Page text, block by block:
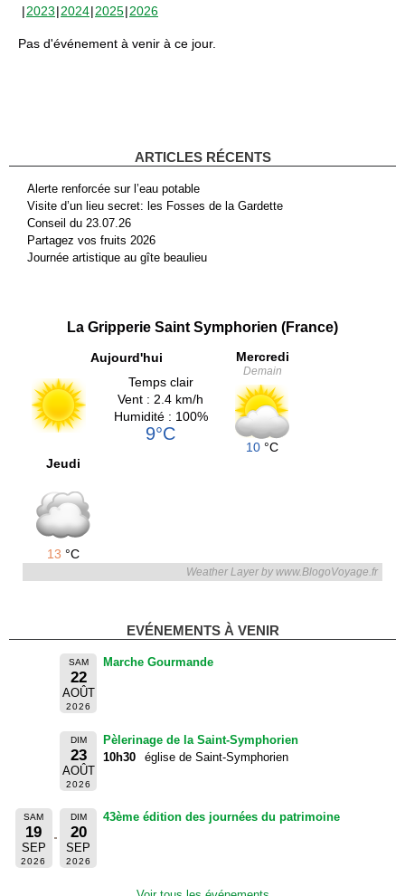
2023 2024 2025 2026
Pas d'événement à venir à ce jour.
ARTICLES RÉCENTS
Alerte renforcée sur l’eau potable
Visite d’un lieu secret: les Fosses de la Gardette
Conseil du 23.07.26
Partagez vos fruits 2026
Journée artistique au gîte beaulieu
La Gripperie Saint Symphorien (France)
Aujourd'hui
Temps clair
Vent : 2.4 km/h
Humidité : 100%
9°C
Mercredi
Demain
10 °C
Jeudi
13 °C
Weather Layer by www.BlogoVoyage.fr
EVÉNEMENTS À VENIR
SAM
22
AOÛT
2026
Marche Gourmande
DIM
23
AOÛT
2026
Pèlerinage de la Saint-Symphorien
10h30
église de Saint-Symphorien
SAM
19
SEP
2026
DIM
20
SEP
2026
43ème édition des journées du patrimoine